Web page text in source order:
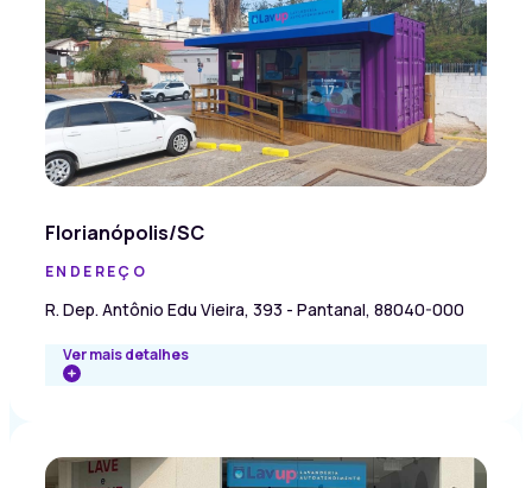
Florianópolis/SC
ENDEREÇO
R. Dep. Antônio Edu Vieira, 393 - Pantanal, 88040-000
Ver mais detalhes